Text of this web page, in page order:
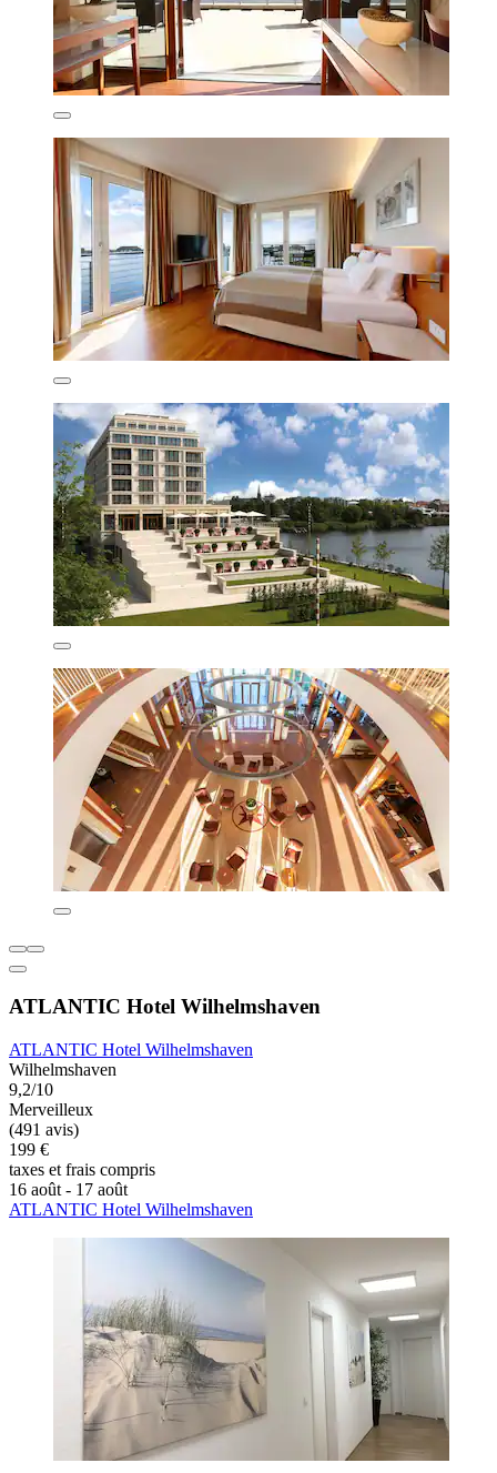
ATLANTIC Hotel Wilhelmshaven
ATLANTIC Hotel Wilhelmshaven
Wilhelmshaven
9,2/10
Merveilleux
(491 avis)
199 €
taxes et frais compris
16 août - 17 août
ATLANTIC Hotel Wilhelmshaven